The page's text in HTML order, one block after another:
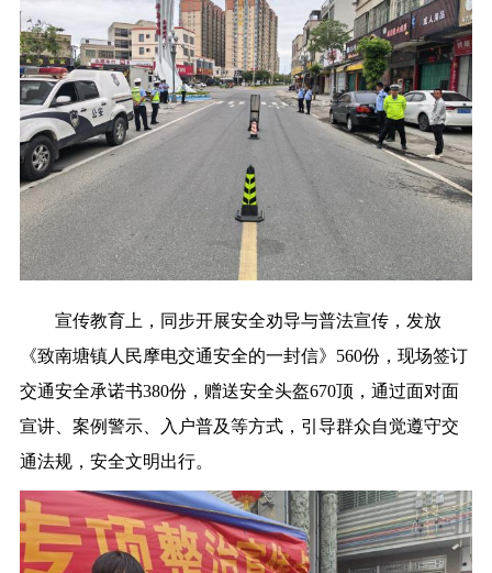
宣传教育上，同步开展安全劝导与普法宣传，发放
《致南塘镇人民摩电交通安全的一封信》560份，现场签订
交通安全承诺书380份，赠送安全头盔670顶，通过面对面
宣讲、案例警示、入户普及等方式，引导群众自觉遵守交
通法规，安全文明出行。